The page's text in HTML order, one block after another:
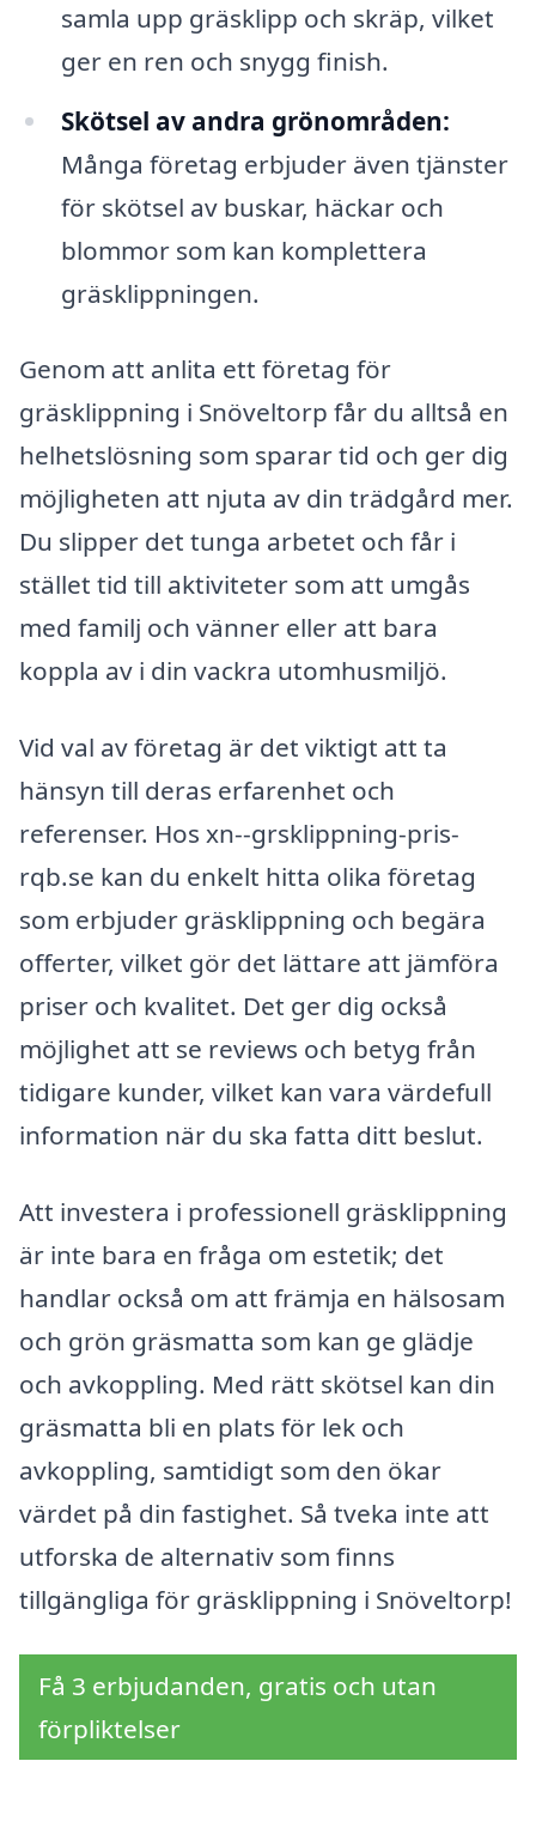
samla upp gräsklipp och skräp, vilket
ger en ren och snygg finish.
Skötsel av andra grönområden:
Många företag erbjuder även tjänster
för skötsel av buskar, häckar och
blommor som kan komplettera
gräsklippningen.
Genom att anlita ett företag för
gräsklippning i Snöveltorp får du alltså en
helhetslösning som sparar tid och ger dig
möjligheten att njuta av din trädgård mer.
Du slipper det tunga arbetet och får i
stället tid till aktiviteter som att umgås
med familj och vänner eller att bara
koppla av i din vackra utomhusmiljö.
Vid val av företag är det viktigt att ta
hänsyn till deras erfarenhet och
referenser. Hos xn--grsklippning-pris-
rqb.se kan du enkelt hitta olika företag
som erbjuder gräsklippning och begära
offerter, vilket gör det lättare att jämföra
priser och kvalitet. Det ger dig också
möjlighet att se reviews och betyg från
tidigare kunder, vilket kan vara värdefull
information när du ska fatta ditt beslut.
Att investera i professionell gräsklippning
är inte bara en fråga om estetik; det
handlar också om att främja en hälsosam
och grön gräsmatta som kan ge glädje
och avkoppling. Med rätt skötsel kan din
gräsmatta bli en plats för lek och
avkoppling, samtidigt som den ökar
värdet på din fastighet. Så tveka inte att
utforska de alternativ som finns
tillgängliga för gräsklippning i Snöveltorp!
Få 3 erbjudanden, gratis och utan
förpliktelser